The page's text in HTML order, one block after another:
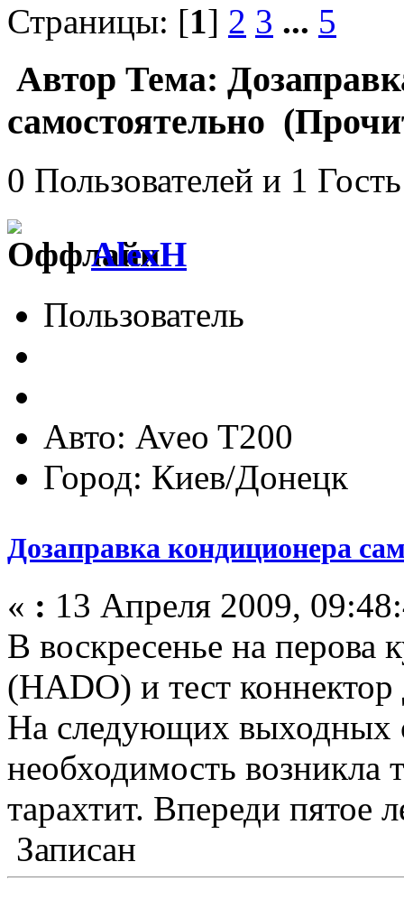
Страницы: [1] 2 3 ... 5
Автор Тема:
самостоятельно
0 Пользователей и 1
AlexH
Пользователь
Авто: Aveo T200
Город: Киев/Донецк
Дозаправка кондиционера
« : 13 Апреля 2009,
В воскресенье на перова
(HADO) и тест
На следующих выходных
необходимость возникла
тарахтит. Впереди пятое
Записан